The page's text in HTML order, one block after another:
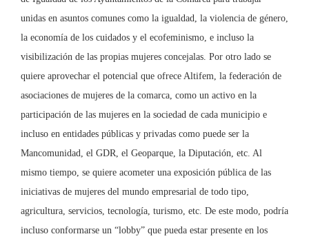
unidas en asuntos comunes como la igualdad, la violencia de género,
la economía de los cuidados y el ecofeminismo, e incluso la
visibilización de las propias mujeres concejalas. Por otro lado se
quiere aprovechar el potencial que ofrece Altifem, la federación de
asociaciones de mujeres de la comarca, como un activo en la
participación de las mujeres en la sociedad de cada municipio e
incluso en entidades públicas y privadas como puede ser la
Mancomunidad, el GDR, el Geoparque, la Diputación, etc. Al
mismo tiempo, se quiere acometer una exposición pública de las
iniciativas de mujeres del mundo empresarial de todo tipo,
agricultura, servicios, tecnología, turismo, etc. De este modo, podría
incluso conformarse un “lobby” que pueda estar presente en los